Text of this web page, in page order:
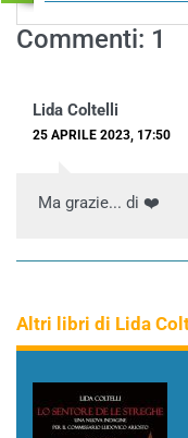
Commenti: 1
Lida Coltelli
25 APRILE 2023, 17:50
Ma grazie... di ❤️
Altri libri di Lida